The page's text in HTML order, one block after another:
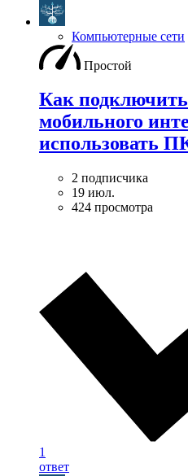
Компьютерные сети
Простой
Как
мобильного
использовать
2 подписчика
19 июл.
424 просмотра
1
ответ